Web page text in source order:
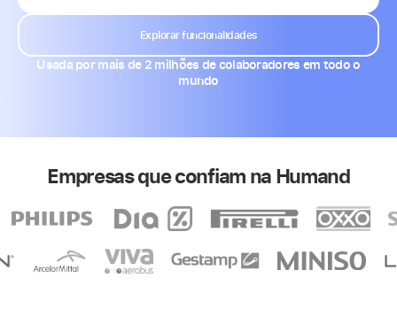
Explorar funcionalidades
Usada por mais de 2 milhões de colaboradores em todo o
mundo
Empresas que confiam na Humand